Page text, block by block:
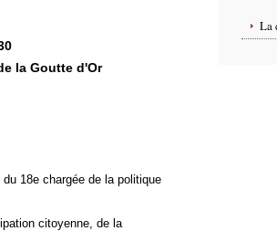
la Goutte d'Or
18e chargée de la politique
citoyenne, de la
La